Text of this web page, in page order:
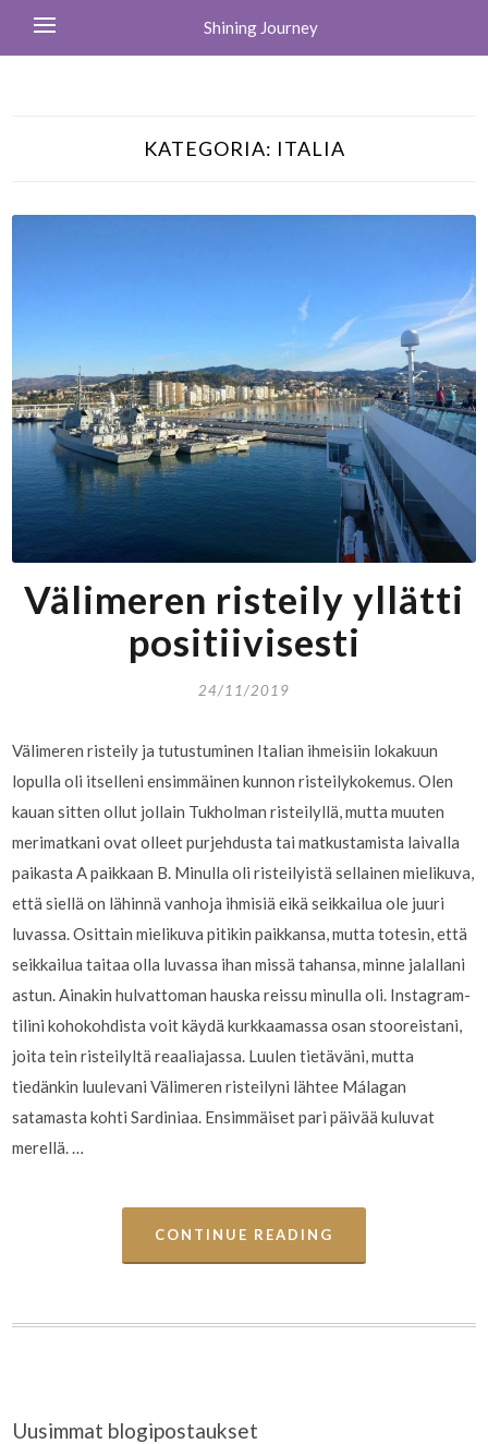
Shining Journey
KATEGORIA: ITALIA
Välimeren risteily yllätti
positiivisesti
24/11/2019
Välimeren risteily ja tutustuminen Italian ihmeisiin lokakuun
lopulla oli itselleni ensimmäinen kunnon risteilykokemus. Olen
kauan sitten ollut jollain Tukholman risteilyllä, mutta muuten
merimatkani ovat olleet purjehdusta tai matkustamista laivalla
paikasta A paikkaan B. Minulla oli risteilyistä sellainen mielikuva,
että siellä on lähinnä vanhoja ihmisiä eikä seikkailua ole juuri
luvassa. Osittain mielikuva pitikin paikkansa, mutta totesin, että
seikkailua taitaa olla luvassa ihan missä tahansa, minne jalallani
astun. Ainakin hulvattoman hauska reissu minulla oli. Instagram-
tilini kohokohdista voit käydä kurkkaamassa osan stooreistani,
joita tein risteilyltä reaaliajassa. Luulen tietäväni, mutta
tiedänkin luulevani Välimeren risteilyni lähtee Málagan
satamasta kohti Sardiniaa. Ensimmäiset pari päivää kuluvat
merellä. …
CONTINUE READING
Uusimmat blogipostaukset